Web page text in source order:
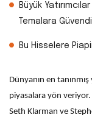
Büyük
Temalara
Bu Hisselere
Dünyanın en
piyasalara yön
Seth Klarman ve